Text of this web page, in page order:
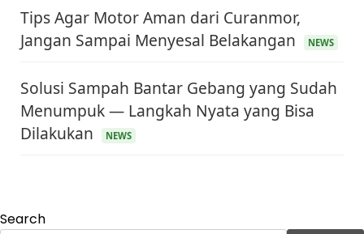
Tips Agar Motor Aman dari Curanmor,
Jangan Sampai Menyesal Belakangan
NEWS
Solusi Sampah Bantar Gebang yang Sudah
Menumpuk — Langkah Nyata yang Bisa
Dilakukan
NEWS
Search
KEUANGAN & INVESTASI
Harga Minyak Dunia Hari Ini Naik, WTI dan Brent
Sama-sama Menguat